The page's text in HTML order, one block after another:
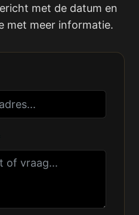
met de datum en
met meer informatie.